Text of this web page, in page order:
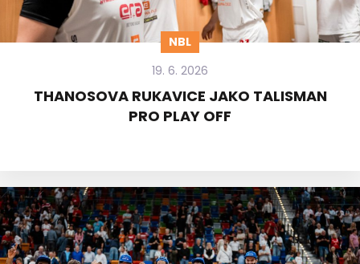
NBL
19. 6. 2026
THANOSOVA RUKAVICE JAKO TALISMAN
PRO PLAY OFF